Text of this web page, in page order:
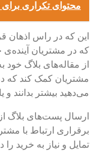
محتوای تکراری
این که در راس اذهان
که در مشتریان آینده‌ی
از مقاله‌های بلاگ خود
مشتریان کمک کند که
می‌دهید بیشتر بدانند و
ارسال پست‌های بلاگ
برقراری ارتباط با
تمایل و نیاز به خرید